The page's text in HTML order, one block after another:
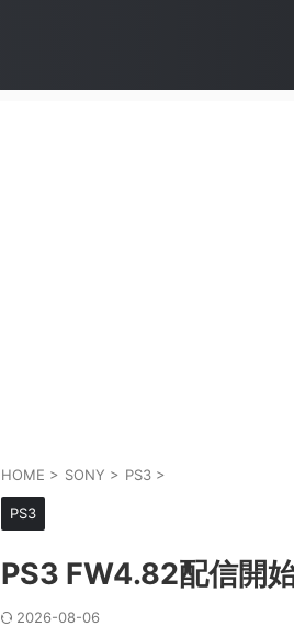
HOME > SONY > PS3 >
PS3
PS3 FW4.82配信開
2026-08-06